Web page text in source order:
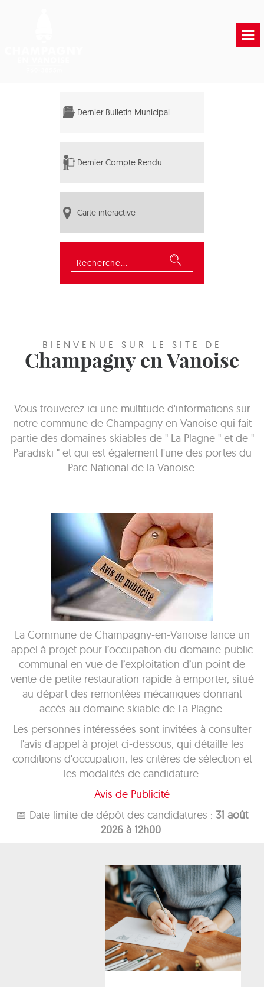
Dernier Bulletin Municipal
Dernier Compte Rendu
Carte interactive
Rechercher
BIENVENUE SUR LE SITE DE
Champagny en Vanoise
Vous trouverez ici une multitude d'informations sur
notre commune de Champagny en Vanoise qui fait
partie des domaines skiables de " La Plagne " et de "
Paradiski " et qui est également l'une des portes du
Parc National de la Vanoise.
La Commune de Champagny-en-Vanoise lance un
appel à projet pour l’occupation du domaine public
communal en vue de l’exploitation d’un point de
vente de petite restauration rapide à emporter, situé
au départ des remontées mécaniques donnant
accès au domaine skiable de La Plagne.
Les personnes intéressées sont invitées à consulter
l'avis d'appel à projet ci-dessous, qui détaille les
conditions d'occupation, les critères de sélection et
les modalités de candidature.
Avis de Publicité
📅 Date limite de dépôt des candidatures : 31 août
2026 à 12h00.